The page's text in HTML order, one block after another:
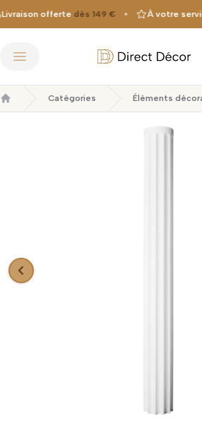
offertedès 149 € À votre
Ouvrir le menu Direct Décor
Accueil
Catégories Éléments